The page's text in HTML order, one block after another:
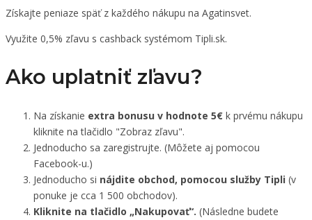
Získajte peniaze späť z každého nákupu na Agatinsvet.
Využite 0,5% zľavu s cashback systémom Tipli.sk.
Ako uplatniť zľavu?
Na získanie extra bonusu v hodnote 5€ k prvému nákupu
kliknite na tlačidlo "Zobraz zľavu".
Jednoducho sa zaregistrujte. (Môžete aj pomocou
Facebook-u.)
Jednoducho si nájdite obchod, pomocou služby Tipli (v
ponuke je cca 1 500 obchodov).
Kliknite na tlačidlo „Nakupovať“. (Následne budete